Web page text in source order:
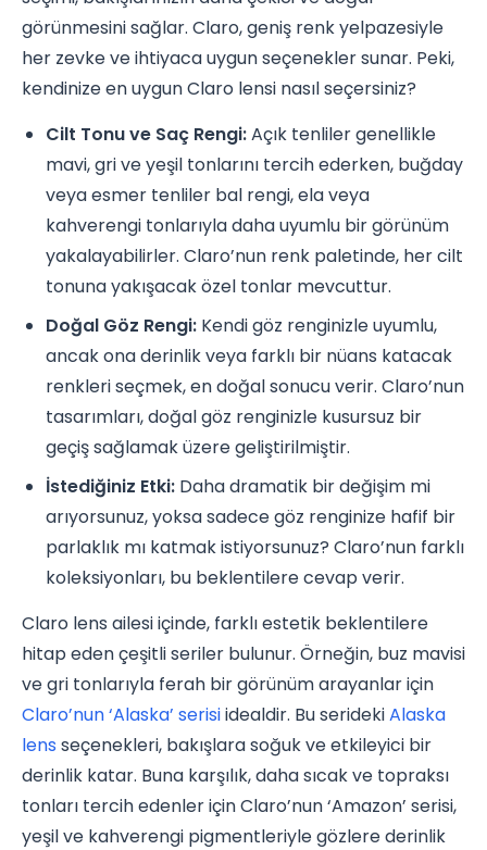
görünmesini sağlar. Claro, geniş renk yelpazesiyle
her zevke ve ihtiyaca uygun seçenekler sunar. Peki,
kendinize en uygun Claro lensi nasıl seçersiniz?
Cilt Tonu ve Saç Rengi:Açık tenliler genellikle
mavi, gri ve yeşil tonlarını tercih ederken, buğday
veya esmer tenliler bal rengi, ela veya
kahverengi tonlarıyla daha uyumlu bir görünüm
yakalayabilirler. Claro’nun renk paletinde, her cilt
tonuna yakışacak özel tonlar mevcuttur.
Doğal Göz Rengi: Kendi göz renginizle uyumlu,
ancak ona derinlik veya farklı bir nüans katacak
renkleri seçmek, en doğal sonucu verir. Claro’nun
tasarımları, doğal göz renginizle kusursuz bir
geçiş sağlamak üzere geliştirilmiştir.
İstediğiniz Etki: Daha dramatik bir değişim mi
arıyorsunuz, yoksa sadece göz renginize hafif bir
parlaklık mı katmak istiyorsunuz? Claro’nun farklı
koleksiyonları, bu beklentilere cevap verir.
Claro lens ailesi içinde, farklı estetik beklentilere
hitap eden çeşitli seriler bulunur. Örneğin, buz mavisi
ve gri tonlarıyla ferah bir görünüm arayanlar için
Claro’nun ‘Alaska’ serisiidealdir. Bu seridekiAlaska
lens seçenekleri, bakışlara soğuk ve etkileyici bir
derinlik katar. Buna karşılık, daha sıcak ve topraksı
tonları tercih edenler için Claro’nun ‘Amazon’ serisi,
yeşil ve kahverengi pigmentleriyle gözlere derinlik